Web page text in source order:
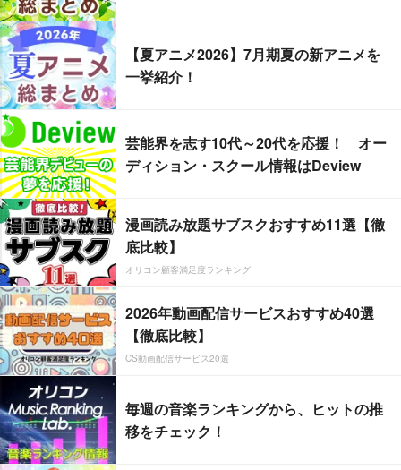
【夏アニメ2026】7月期夏の新アニメを
一挙紹介！
芸能界を志す10代～20代を応援！ オー
ディション・スクール情報はDeview
漫画読み放題サブスクおすすめ11選【徹
底比較】
オリコン顧客満足度ランキング
2026年動画配信サービスおすすめ40選
【徹底比較】
CS動画配信サービス20選
毎週の音楽ランキングから、ヒットの推
移をチェック！